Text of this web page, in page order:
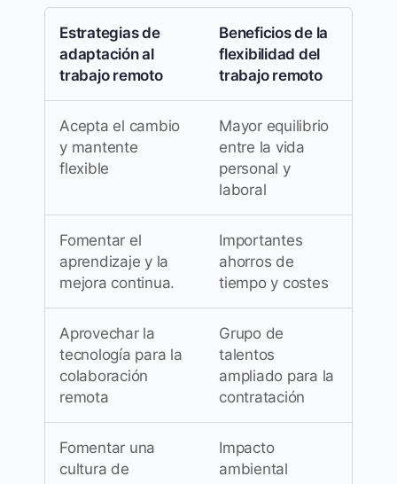
Estrategias de
adaptación al
trabajo remoto
Beneficios de la
flexibilidad del
trabajo remoto
Acepta el cambio
y mantente
flexible
Mayor equilibrio
entre la vida
personal y
laboral
Fomentar el
aprendizaje y la
mejora continua.
Importantes
ahorros de
tiempo y costes
Aprovechar la
tecnología para la
colaboración
remota
Grupo de
talentos
ampliado para la
contratación
Fomentar una
cultura de
Impacto
ambiental